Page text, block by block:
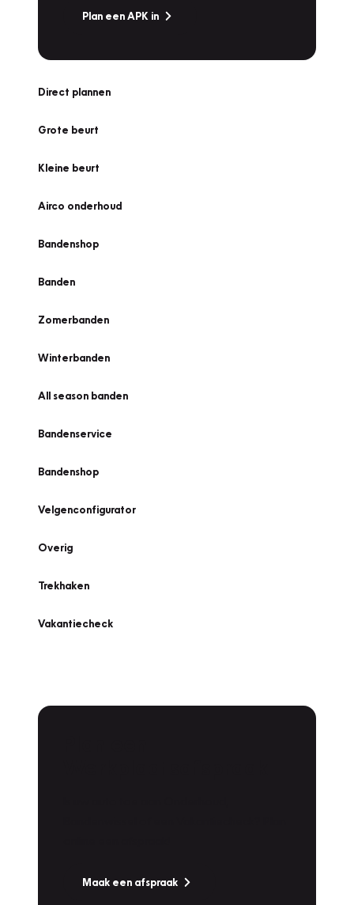
Plan een APK in
Direct plannen
Grote beurt
Kleine beurt
Airco onderhoud
Bandenshop
Banden
Zomerbanden
Winterbanden
All season banden
Bandenservice
Bandenshop
Velgenconfigurator
Overig
Trekhaken
Vakantiecheck
Maak een afspraak